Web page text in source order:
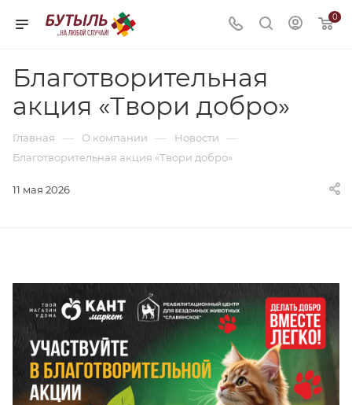
0
Благотворительная
акция «Твори добро»
Главная — О компании — Новости —
Благотворительная акция «Твори добро»
11 мая 2026